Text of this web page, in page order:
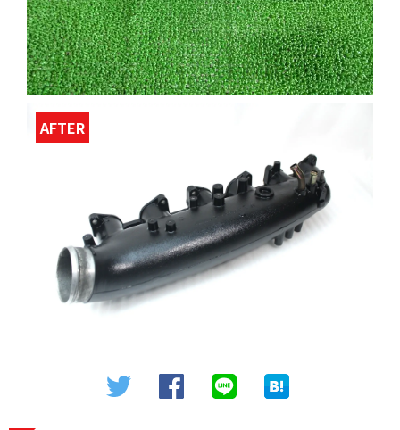
AFTER